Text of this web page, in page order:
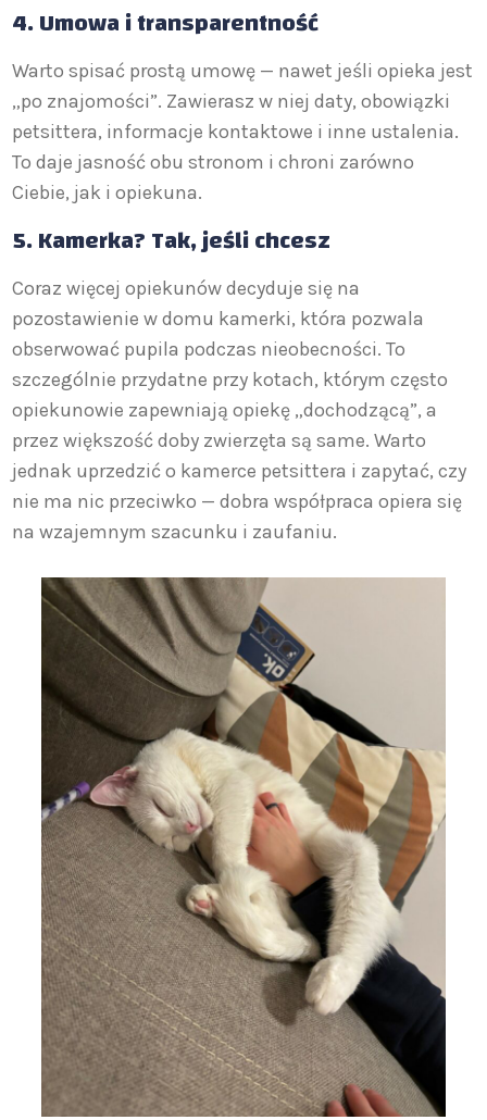
4.Umowa i transparentność
Warto spisać prostą umowę — nawet jeśli opieka jest
„po znajomości”. Zawierasz w niej daty, obowiązki
petsittera, informacje kontaktowe i inne ustalenia.
To daje jasność obu stronom i chroni zarówno
Ciebie, jak i opiekuna.
5.Kamerka? Tak, jeśli chcesz
Coraz więcej opiekunów decyduje się na
pozostawienie w domu kamerki, która pozwala
obserwować pupila podczas nieobecności. To
szczególnie przydatne przy kotach, którym często
opiekunowie zapewniają opiekę „dochodzącą”, a
przez większość doby zwierzęta są same. Warto
jednak uprzedzić o kamerce petsittera i zapytać, czy
nie ma nic przeciwko — dobra współpraca opiera się
na wzajemnym szacunku i zaufaniu.